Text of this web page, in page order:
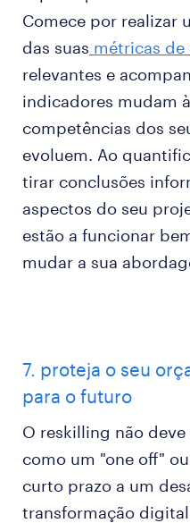
Comece por realizar
das suas métricas de
relevantes e
indicadores mudam
competências dos
evoluem. Ao
tirar conclusões
aspectos do seu
estão a funcionar
mudar a sua
7. proteja o seu
para o futuro
O reskilling não
como um "one off"
curto prazo a um
transformação